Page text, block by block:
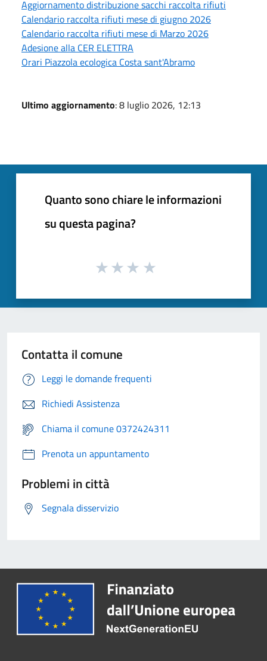
Aggiornamento distribuzione sacchi raccolta rifiuti
Calendario raccolta rifiuti mese di giugno 2026
Calendario raccolta rifiuti mese di Marzo 2026
Adesione alla CER ELETTRA
Orari Piazzola ecologica Costa sant'Abramo
Ultimo aggiornamento: 8 luglio 2026, 12:13
Quanto sono chiare le informazioni
su questa pagina?
Contatta il comune
Leggi le domande frequenti
Richiedi Assistenza
Chiama il comune 0372424311
Prenota un appuntamento
Problemi in città
Segnala disservizio